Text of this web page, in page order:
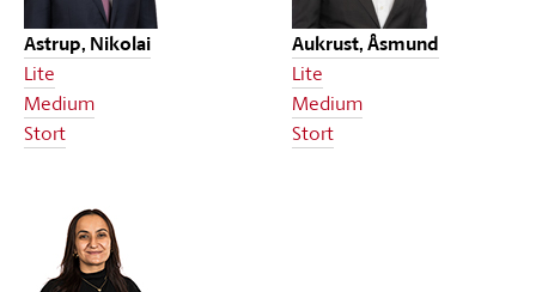
Astrup, Nikolai
Lite
Medium
Stort
Aukrust, Åsmund
Lite
Medium
Stort